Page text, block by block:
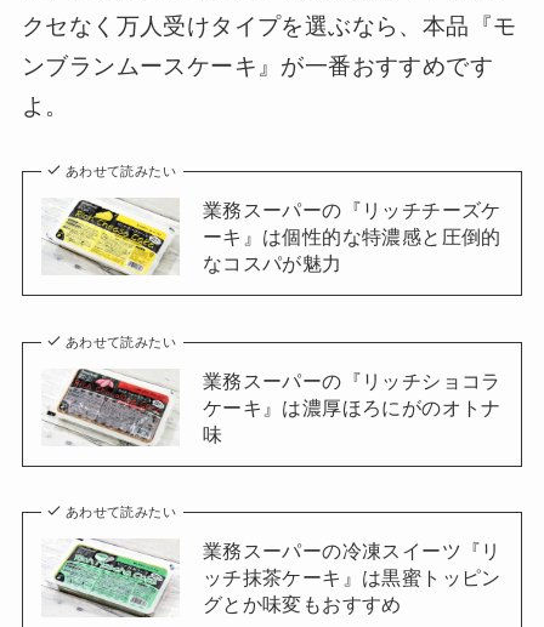
クセなく万人受けタイプを選ぶなら、本品『モ
ンブランムースケーキ』が一番おすすめです
よ。
あわせて読みたい
業務スーパーの『リッチチーズケ
ーキ』は個性的な特濃感と圧倒的
なコスパが魅力
あわせて読みたい
業務スーパーの『リッチショコラ
ケーキ』は濃厚ほろにがのオトナ
味
あわせて読みたい
業務スーパーの冷凍スイーツ『リ
ッチ抹茶ケーキ』は黒蜜トッピン
グとか味変もおすすめ